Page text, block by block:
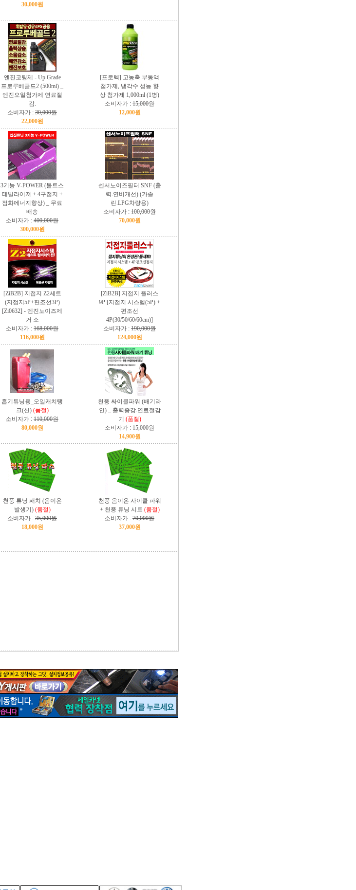
30,000원
엔진코팅제 - Up Grade
프로루베골드2 (500ml) _
엔진오일첨가제 연료절
감.
소비자가 : 30,000원
22,000원
[프로텍] 고농축 부동액
첨가제, 냉각수 성능 향
상 첨가제 1,000ml (1병)
소비자가 : 15,000원
12,000원
3기능 V-POWER (볼트스
테빌라이져 + 4구접지 +
점화에너지향상) _ 무료
배송
소비자가 : 400,000원
300,000원
센서노이즈필터 SNF (출
력.연비개선) (가솔
린.LPG차량용)
소비자가 : 100,000원
70,000원
[ZiB2B] 지접지 Z2세트
(지접지5P+편조선3P)
[Zi0632] - 엔진노이즈제
거 소
소비자가 : 168,000원
116,000원
[ZiB2B] 지접지 플러스
9P [지접지 시스템(5P) +
편조선
4P(30/50/60/60cm)]
소비자가 : 190,000원
124,000원
흡기튜닝용_오일캐치탱
크(신) (품절)
소비자가 : 110,000원
80,000원
천풍 싸이클파워 (배기라
인) _ 출력증강.연료절감
기 (품절)
소비자가 : 15,000원
14,900원
천풍 튜닝 패치 (음이온
발생기) (품절)
소비자가 : 35,000원
18,000원
천풍 음이온 사이클 파워
+ 천풍 튜닝 시트 (품절)
소비자가 : 70,000원
37,000원